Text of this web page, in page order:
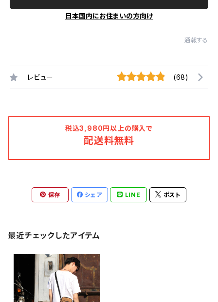
日本国内にお住まいの方向け
通報する
レビュー (68)
税込3,980円以上の購入で
配送料無料
保存 シェア LINE ポスト
最近チェックしたアイテム